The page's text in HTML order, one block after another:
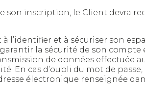
son inscription, le Client devra
et à sécuriser son
la sécurité de son compte
de données effectuée
En cas d’oubli du mot de
électronique renseignée